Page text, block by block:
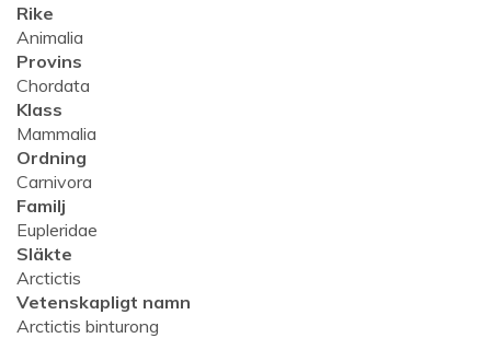
Rike
Animalia
Provins
Chordata
Klass
Mammalia
Ordning
Carnivora
Familj
Eupleridae
Släkte
Arctictis
Vetenskapligt namn
Arctictis binturong